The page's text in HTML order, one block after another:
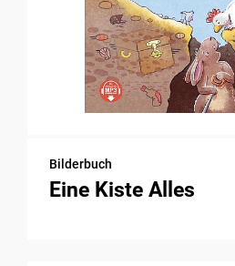
Bilderbuch
Eine Kiste Alles